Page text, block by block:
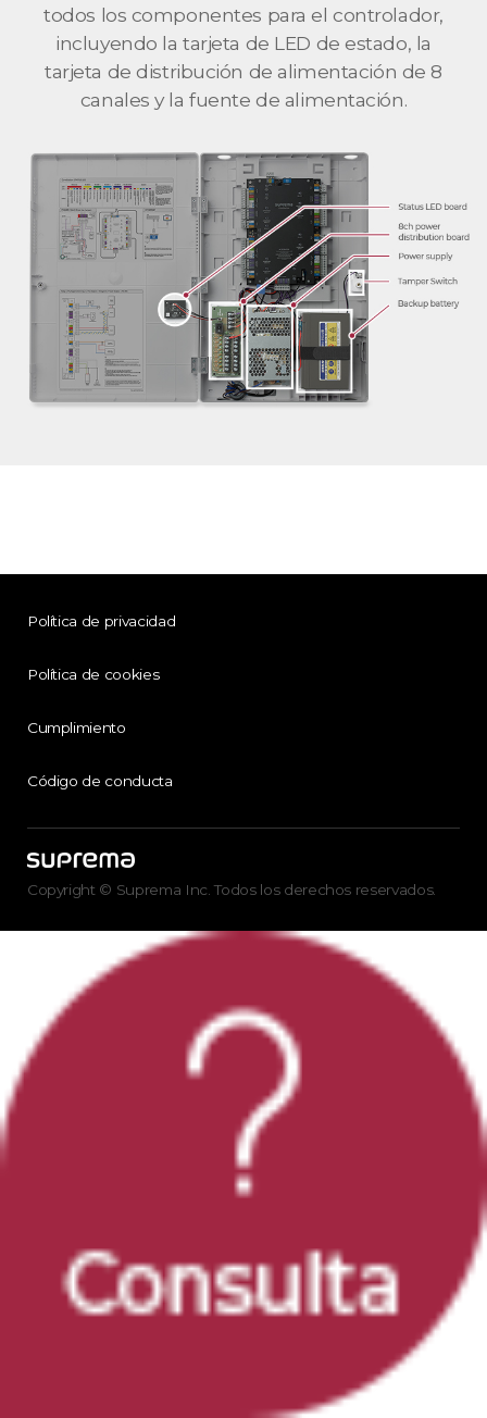
todos los componentes para el controlador,
incluyendo la tarjeta de LED de estado, la
tarjeta de distribución de alimentación de 8
canales y la fuente de alimentación.
Política de privacidad
Política de cookies
Cumplimiento
Código de conducta
Copyright © Suprema Inc. Todos los derechos reservados.